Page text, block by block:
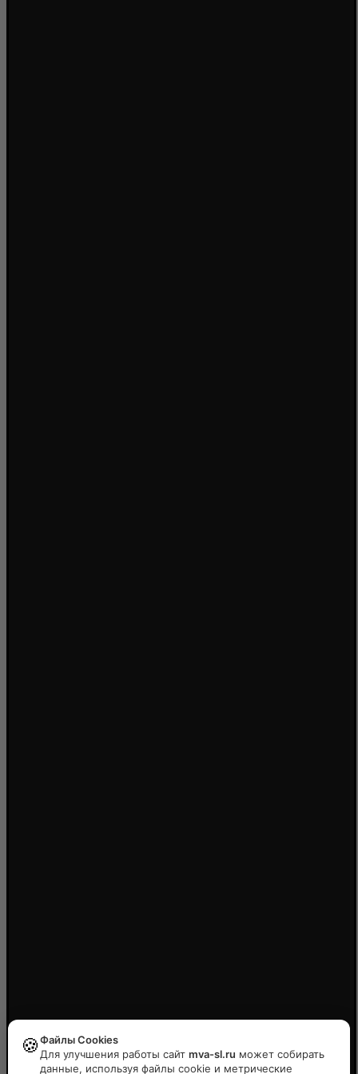
🍪Файлы Cookies
Для улучшения работы сайт mva-sl.ru может собирать
данные, используя файлы cookie и метрические